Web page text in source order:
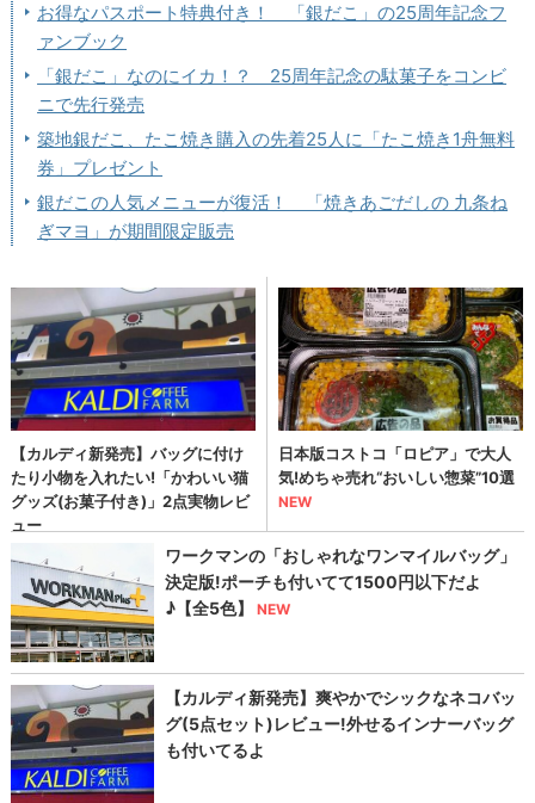
お得なパスポート特典付き！ 「銀だこ」の25周年記念フ
ァンブック
「銀だこ」なのにイカ！？ 25周年記念の駄菓子をコンビ
ニで先行発売
築地銀だこ、たこ焼き購入の先着25人に「たこ焼き1舟無料
券」プレゼント
銀だこの人気メニューが復活！ 「焼きあごだしの 九条ね
ぎマヨ」が期間限定販売